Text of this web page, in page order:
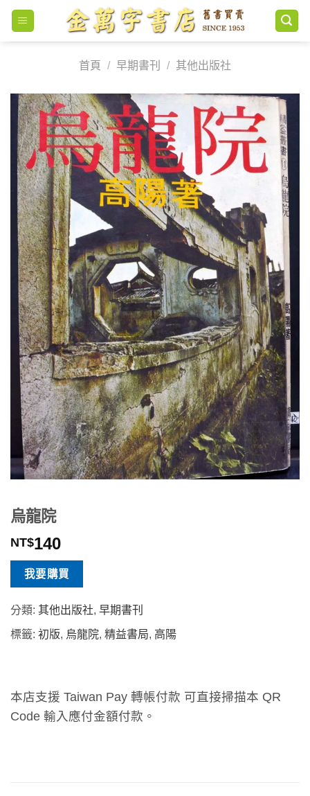
Skip
content
首頁
/ 早期書刊 / 其他出版社
烏龍院
NT$140
我要購買
分類: 其他出版社, 早期書刊
標籤: 初版, 烏龍院, 精益書局, 高陽
本店支援 Taiwan Pay 轉帳付款 可直接掃描本 QR
Code 輸入應付金額付款。